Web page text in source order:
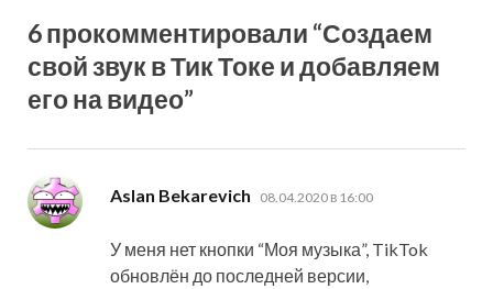
6 прокомментировали “Создаем
свой звук в Тик Токе и добавляем
его на видео”
Aslan Bekarevich 08.04.2020 в 16:00
У меня нет кнопки “Моя музыка”, TikTok
обновлён до последней версии,